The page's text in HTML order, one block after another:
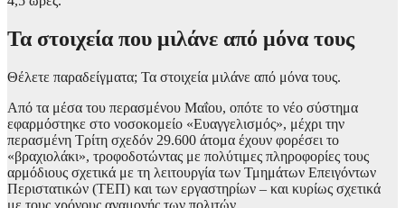
Τα στοιχεία που μιλάνε από μόνα τους
Θέλετε παραδείγματα; Τα στοιχεία μιλάνε από μόνα τους.
Από τα μέσα του περασμένου Μαΐου, οπότε το νέο σύστημα
εφαρμόστηκε στο νοσοκομείο «Ευαγγελισμός», μέχρι την
περασμένη Τρίτη σχεδόν 29.600 άτομα έχουν φορέσει το
«βραχιολάκι», τροφοδοτώντας με πολύτιμες πληροφορίες τους
αρμόδιους σχετικά με τη λειτουργία των Τμημάτων Επειγόντων
Περιστατικών (ΤΕΠ) και των εργαστηρίων – και κυρίως σχετικά